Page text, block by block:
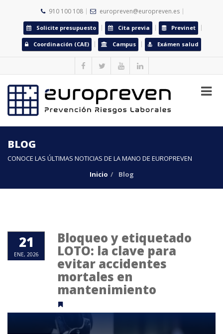
910 100 108 europreven@europreven.es
Solicite presupuesto Cita previa Previnet
Coordinación (CAE) Campus Exámen salud
BLOG
CONOCE LAS ÚLTIMAS NOTICIAS DE LA MANO DE EUROPREVEN
Inicio
Blog
21
ENE, 2026
Bloqueo y etiquetado
LOTO: la clave para
evitar accidentes
mortales en
mantenimiento